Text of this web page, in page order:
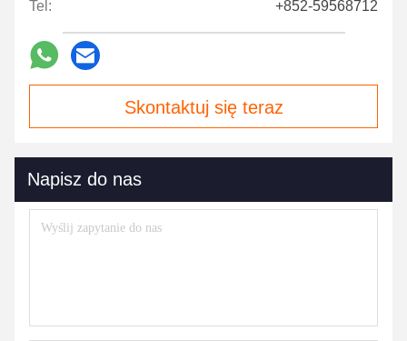
Tel: +852-59568712
Skontaktuj się teraz
Napisz do nas